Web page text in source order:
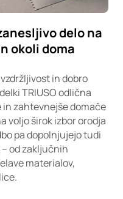
delo na
okoli doma
in dobro
TRIUSO odlična
zahtevnejše domače
voljo širok izbor orodja
pa dopolnjujejo tudi
od zaključnih
materialov,